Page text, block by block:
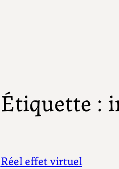
Étiquette :
Réel effet virtuel